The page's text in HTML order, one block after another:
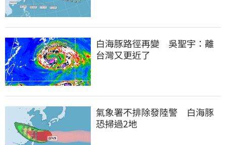
白海豚路徑再變　吳聖宇：離
台灣又更近了
氣象署不排除發陸警　白海豚
恐掃過2地